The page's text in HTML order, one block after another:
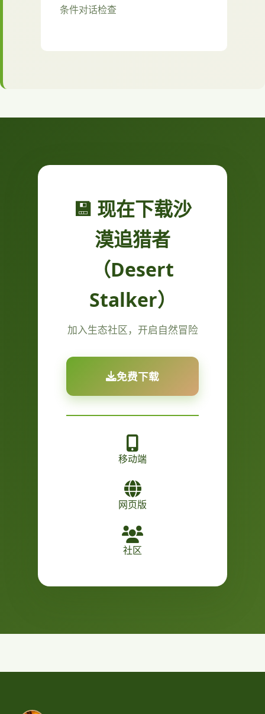
条件对话检查
💾 现在下载沙
漠追猎者
（Desert
Stalker）
加入生态社区，开启自然冒险
免费下载
移动端
网页版
社区